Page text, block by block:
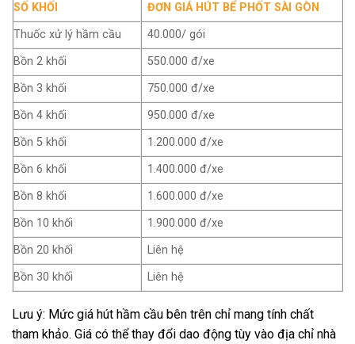
SỐ KHỐI
ĐƠN GIÁ HÚT BỂ PHỐT SÀI GÒN
Thuốc xử lý hầm cầu
40.000/ gói
Bồn 2 khối
550.000 đ/xe
Bồn 3 khối
750.000 đ/xe
Bồn 4 khối
950.000 đ/xe
Bồn 5 khối
1.200.000 đ/xe
Bồn 6 khối
1.400.000 đ/xe
Bồn 8 khối
1.600.000 đ/xe
Bồn 10 khối
1.900.000 đ/xe
Bồn 20 khối
Liên hệ
Bồn 30 khối
Liên hệ
Lưu ý: Mức giá hút hầm cầu bên trên chỉ mang tính chất
tham khảo. Giá có thể thay đổi dao động tùy vào địa chỉ nhà